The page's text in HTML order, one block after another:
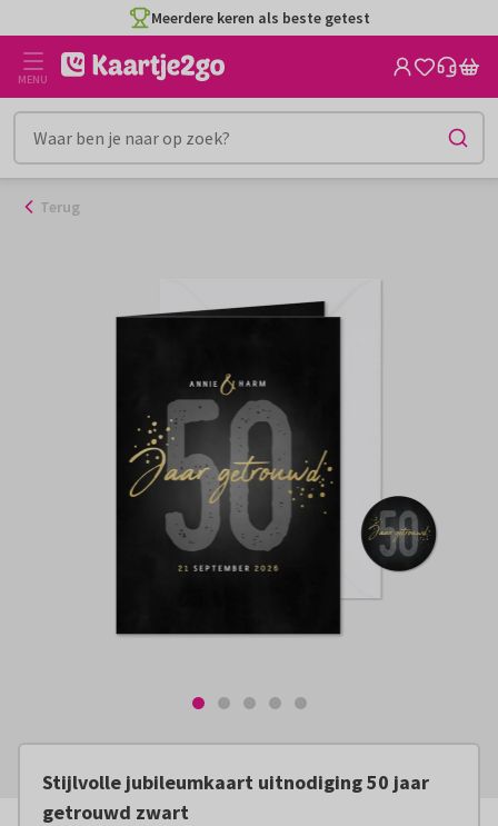
naar
inhoud
Meerdere keren als beste getest
MENU
Terug
Stijlvolle jubileumkaart uitnodiging 50 jaar
getrouwd zwart